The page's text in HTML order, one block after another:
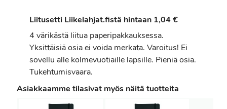
Liitusetti Liikelahjat.fistä hintaan 1,04 €
4 värikästä liitua paperipakkauksessa.
Yksittäisiä osia ei voida merkata. Varoitus! Ei
sovellu alle kolmevuotiaille lapsille. Pieniä osia.
Tukehtumisvaara.
Asiakkaamme tilasivat myös näitä tuotteita